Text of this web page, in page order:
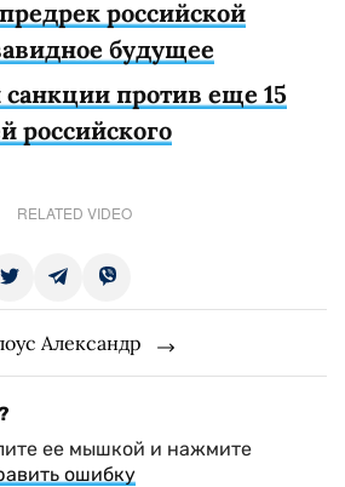
российской
будущее
против еще 15
российского
RELATED VIDEO
Александр
ее мышкой и нажмите
ошибку